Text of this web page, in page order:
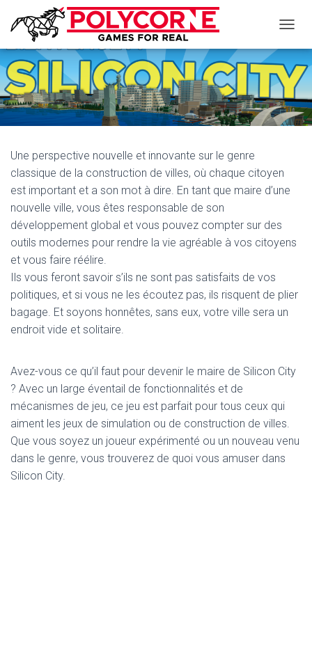
É
L
E
R
L
I
I
Une perspective nouvelle et innovante sur le genre
classique de la construction de villes, où chaque citoyen
est important et a son mot à dire. En tant que maire d’une
nouvelle ville, vous êtes responsable de son
développement global et vous pouvez compter sur des
outils modernes pour rendre la vie agréable à vos citoyens
et vous faire réélire.
Ils vous feront savoir s’ils ne sont pas satisfaits de vos
politiques, et si vous ne les écoutez pas, ils risquent de plier
bagage. Et soyons honnêtes, sans eux, votre ville sera un
endroit vide et solitaire.
Avez-vous ce qu’il faut pour devenir le maire de Silicon City
? Avec un large éventail de fonctionnalités et de
mécanismes de jeu, ce jeu est parfait pour tous ceux qui
aiment les jeux de simulation ou de construction de villes.
Que vous soyez un joueur expérimenté ou un nouveau venu
dans le genre, vous trouverez de quoi vous amuser dans
Silicon City.